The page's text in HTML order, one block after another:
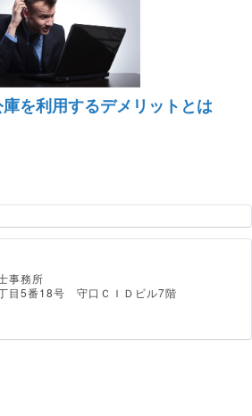
を利用するデメリットとは
事務所
目5番18号 守口ＣＩＤビル7階